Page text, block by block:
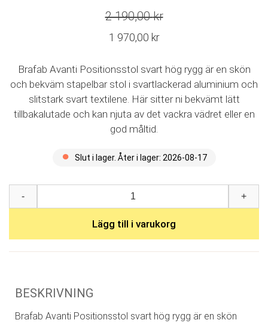
2 190,00kr
Det
ursprungliga
2
190,00 kr.
1 970,00 kr
nuvarande
priset
är:
1
970,00 kr.
Brafab Avanti Positionsstol svart hög rygg är en skön
och bekväm stapelbar stol i svartlackerad aluminium och
slitstark svart textilene. Här sitter ni bekvämt lätt
tillbakalutade och kan njuta av det vackra vädret eller en
god måltid.
Slut i lager. Åter i lager: 2026-08-17
-
positionsstol
svart/svart
+
Lägg till i varukorg
BESKRIVNING
Brafab Avanti Positionsstol svart hög rygg är en skön